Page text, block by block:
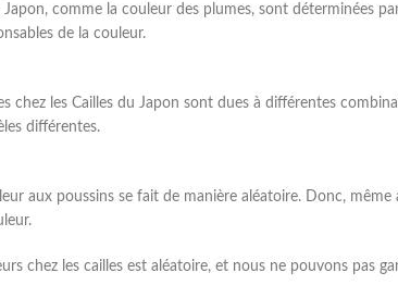
Japon, comme la couleur des plumes, sont déterminées
de la couleur.
chez les Cailles du Japon sont dues à différentes
différentes.
aux poussins se fait de manière aléatoire. Donc,
chez les cailles est aléatoire, et nous ne pouvons pas